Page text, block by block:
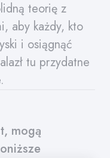
mogą
teorię z
aby każdy, kto
i osiągnąć
tu przydatne